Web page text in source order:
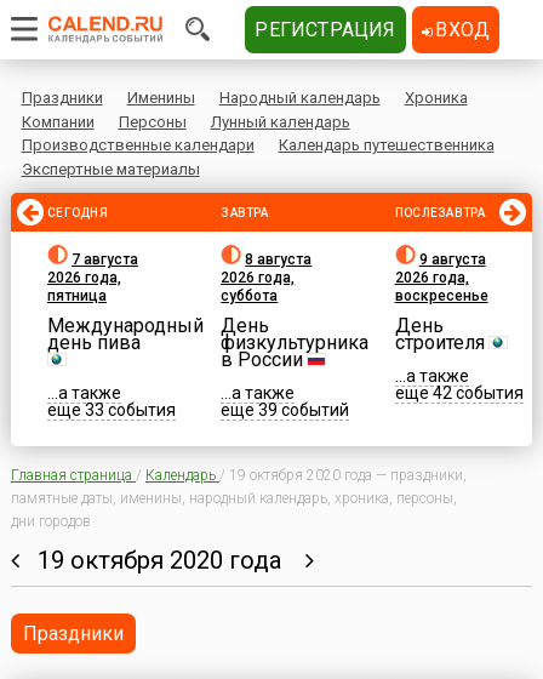
Праздники Именины Народный календарь
Хроника
Компании
Персоны
Лунный календарь
Производственные календари
Календарь путешественника
Экспертные материалы
СЕГОДНЯ
7 августа
2026 года,
пятница
Международный
день пива
...а также
еще 33 события
ЗАВТРА
8 августа
2026 года,
суббота
День
физкультурника
в России
...а также
еще 39 событий
ПОСЛЕЗАВТРА
9 августа
2026 года,
воскресенье
День
строителя
...а также
еще 42 события
Главная страница / Календарь / 19 октября 2020 года — праздники,
памятные даты, именины, народный календарь, хроника, персоны,
дни городов
19 октября 2020 года
Праздники
РЕГИСТРАЦИЯ ВХОД